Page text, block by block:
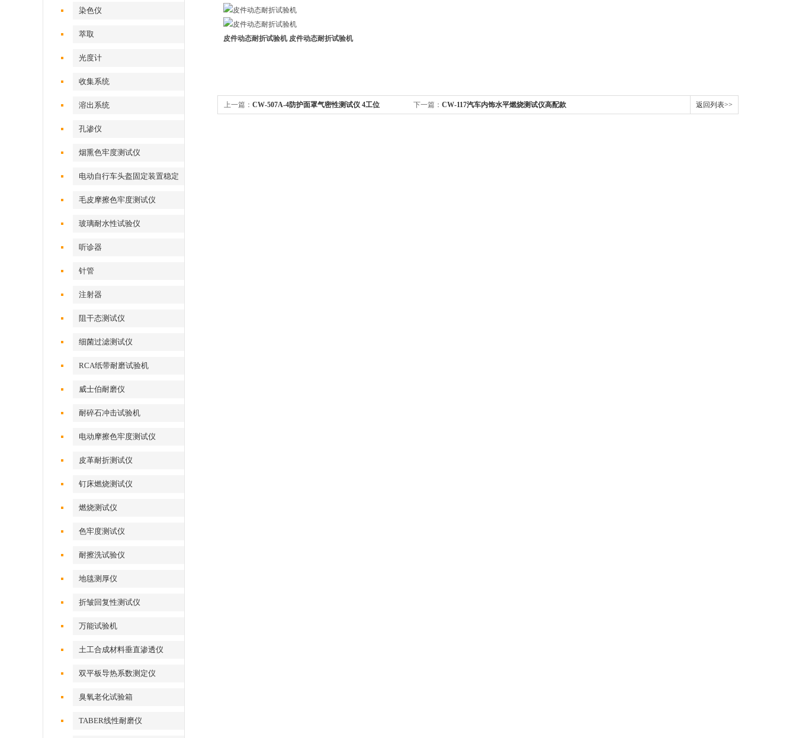
染色仪
萃取
光度计
收集系统
溶出系统
孔渗仪
烟熏色牢度测试仪
电动自行车头盔固定装置稳定
性测试仪
毛皮摩擦色牢度测试仪
玻璃耐水性试验仪
听诊器
针管
注射器
阻干态测试仪
细菌过滤测试仪
RCA纸带耐磨试验机
威士伯耐磨仪
耐碎石冲击试验机
电动摩擦色牢度测试仪
皮革耐折测试仪
钉床燃烧测试仪
燃烧测试仪
色牢度测试仪
耐擦洗试验仪
地毯测厚仪
折皱回复性测试仪
万能试验机
土工合成材料垂直渗透仪
双平板导热系数测定仪
臭氧老化试验箱
TABER线性耐磨仪
皮件动态耐折试验机 皮件动态耐折试验机
上一篇： CW-507A-4防护面罩气密性测试仪 4工位 下一篇： CW-117汽车内饰水平燃烧测试仪高配款 返回列表>>